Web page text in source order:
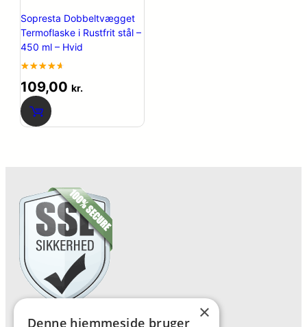
Sopresta Dobbeltvægget
Termoflaske i Rustfrit stål –
450 ml – Hvid
som4.6
ud af 5
baseret
109,00kr.
×
Denne hjemmeside bruger